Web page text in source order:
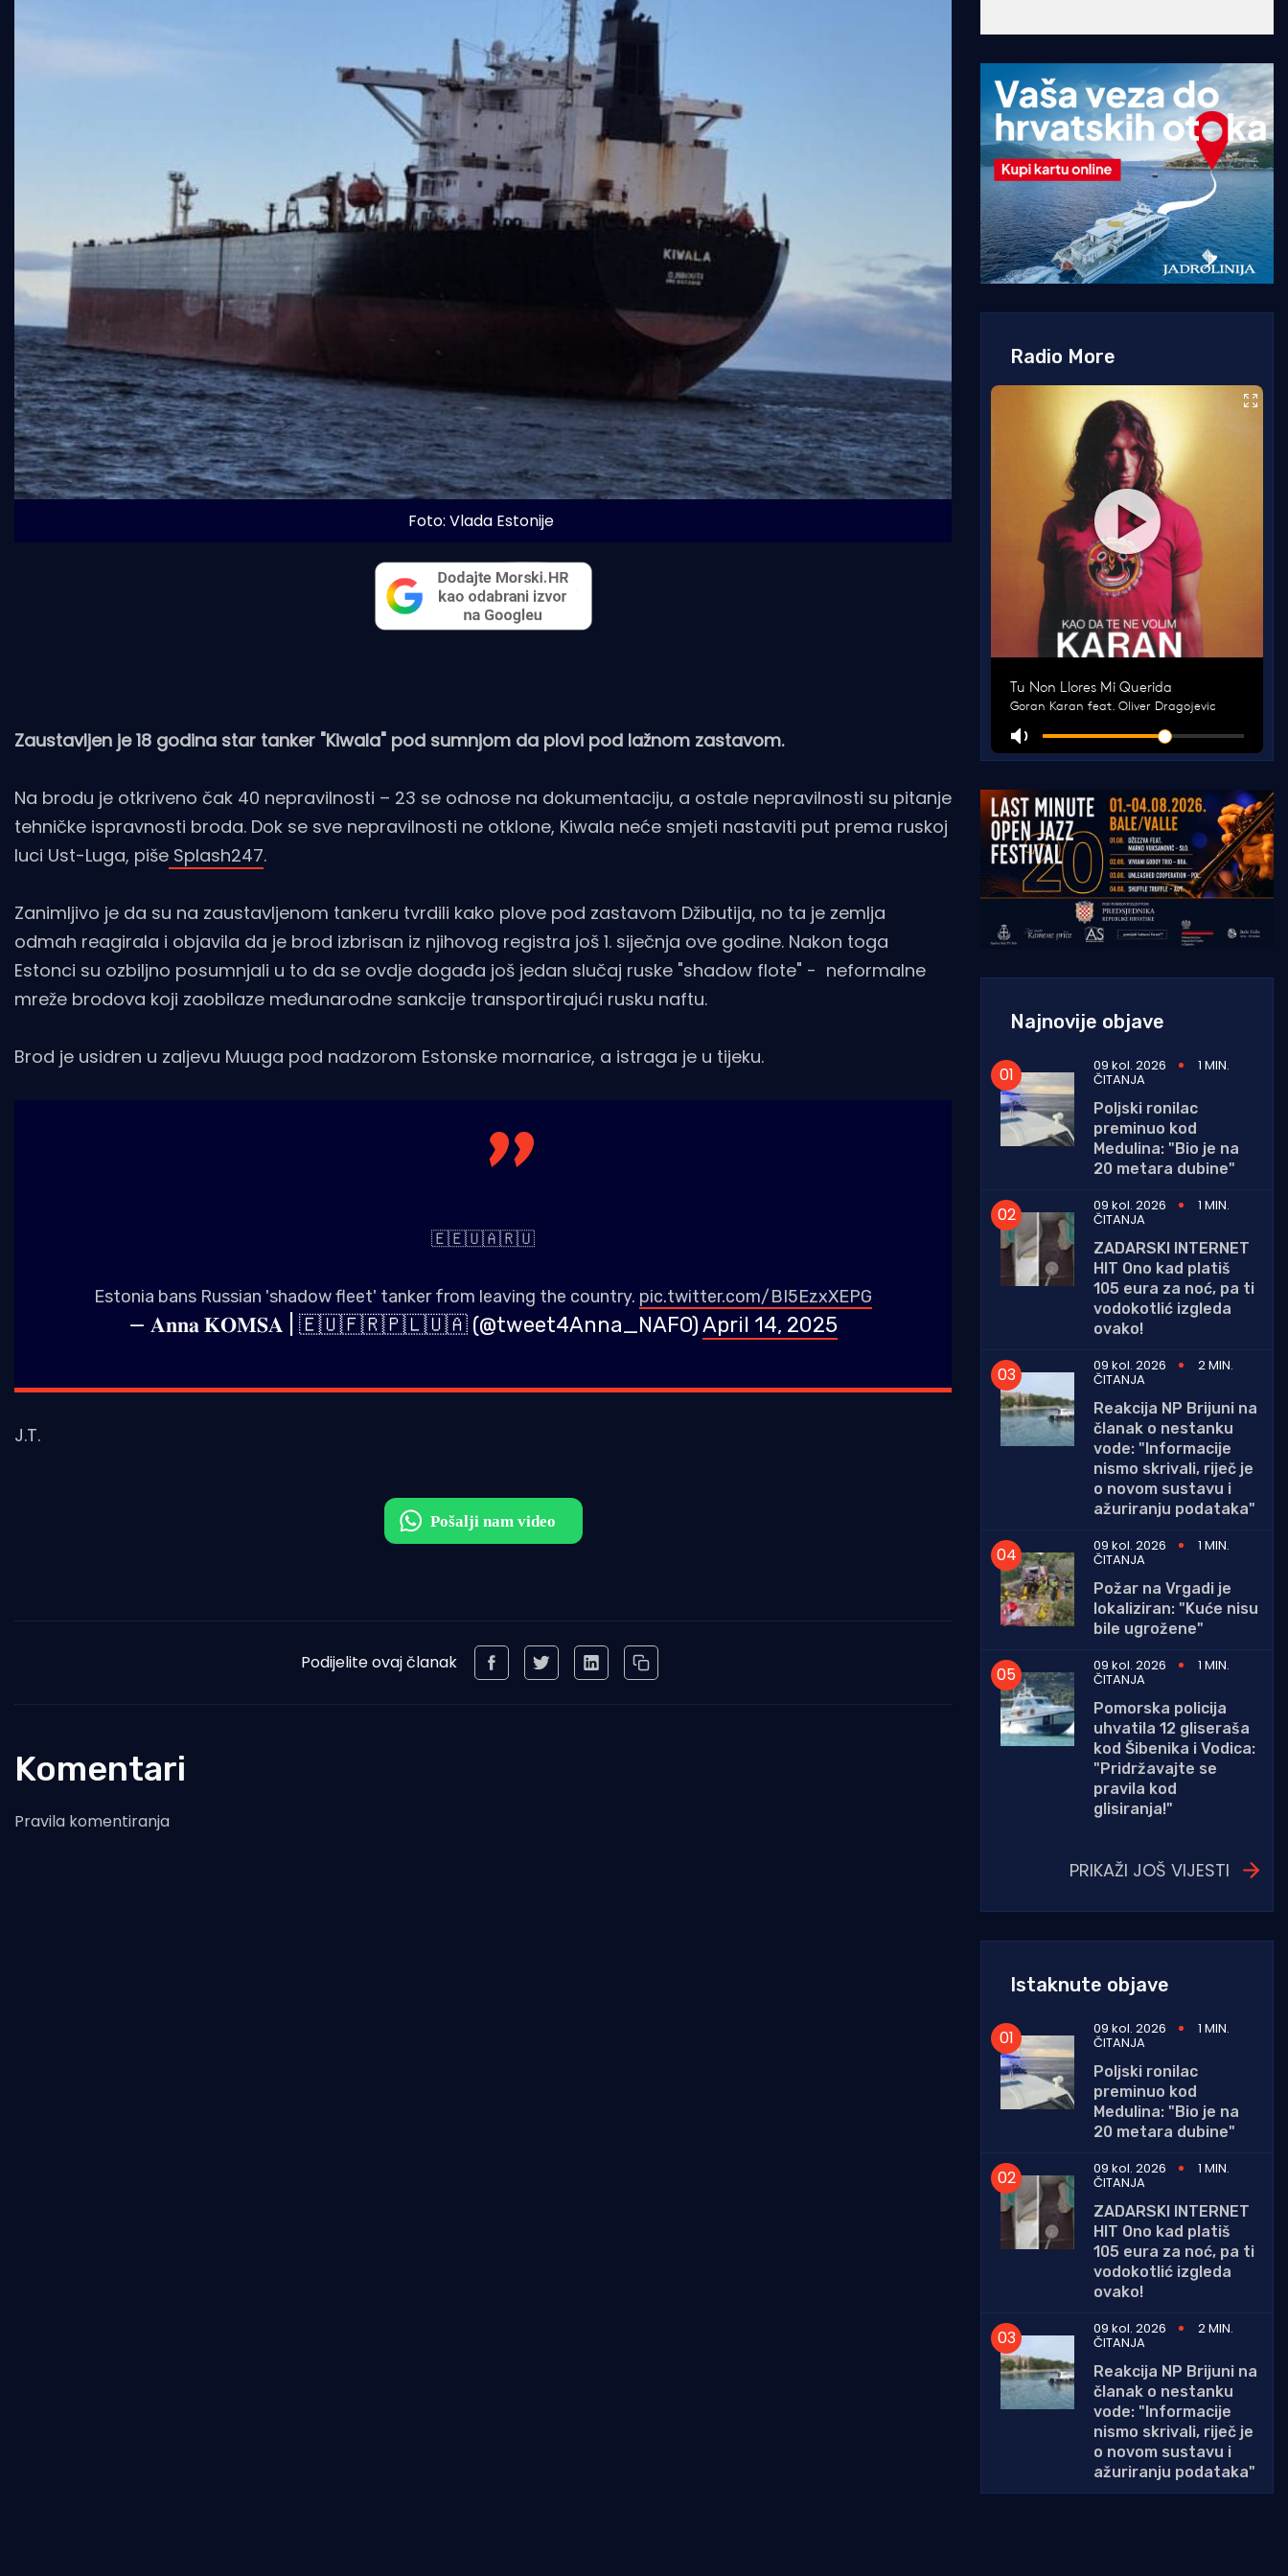
Foto: Vlada Estonije
Zaustavljen je 18 godina star tanker "Kiwala" pod sumnjom da plovi pod lažnom zastavom.
Na brodu je otkriveno čak 40 nepravilnosti – 23 se odnose na dokumentaciju, a ostale nepravilnosti su pitanje
tehničke ispravnosti broda. Dok se sve nepravilnosti ne otklone, Kiwala neće smjeti nastaviti put prema ruskoj
luci Ust-Luga, piše Splash247.
Zanimljivo je da su na zaustavljenom tankeru tvrdili kako plove pod zastavom Džibutija, no ta je zemlja
odmah reagirala i objavila da je brod izbrisan iz njihovog registra još 1. siječnja ove godine. Nakon toga
Estonci su ozbiljno posumnjali u to da se ovdje događa još jedan slučaj ruske "shadow flote" - neformalne
mreže brodova koji zaobilaze međunarodne sankcije transportirajući rusku naftu.
Brod je usidren u zaljevu Muuga pod nadzorom Estonske mornarice, a istraga je u tijeku.
🇪🇪🇺🇦🇷🇺
Estonia bans Russian 'shadow fleet' tanker from leaving the country. pic.twitter.com/BI5EzxXEPG
— 𝐀𝐧𝐧𝐚 𝐊𝐎𝐌𝐒𝐀 | 🇪🇺🇫🇷🇵🇱🇺🇦 (@tweet4Anna_NAFO)April 14, 2025
J.T.
Podijelite ovaj članak
Komentari
Pravila komentiranja
Radio More
Najnovije objave
09 kol. 2026 1 MIN.
ČITANJA
Poljski ronilac
preminuo kod
Medulina: "Bio je na
20 metara dubine"
09 kol. 2026
1 MIN.
ČITANJA
ZADARSKI INTERNET
HIT Ono kad platiš
105 eura za noć, pa ti
vodokotlić izgleda
ovako!
09 kol. 2026
2 MIN.
ČITANJA
Reakcija NP Brijuni na
članak o nestanku
vode: "Informacije
nismo skrivali, riječ je
o novom sustavu i
ažuriranju podataka"
09 kol. 2026
1 MIN.
ČITANJA
Požar na Vrgadi je
lokaliziran: "Kuće nisu
bile ugrožene"
09 kol. 2026
1 MIN.
ČITANJA
Pomorska policija
uhvatila 12 gliseraša
kod Šibenika i Vodica:
"Pridržavajte se
pravila kod
glisiranja!"
PRIKAŽI JOŠ VIJESTI
Istaknute objave
09 kol. 2026 1 MIN.
ČITANJA
Poljski ronilac
preminuo kod
Medulina: "Bio je na
20 metara dubine"
09 kol. 2026
1 MIN.
ČITANJA
ZADARSKI INTERNET
HIT Ono kad platiš
105 eura za noć, pa ti
vodokotlić izgleda
ovako!
09 kol. 2026
2 MIN.
ČITANJA
Reakcija NP Brijuni na
članak o nestanku
vode: "Informacije
nismo skrivali, riječ je
o novom sustavu i
ažuriranju podataka"